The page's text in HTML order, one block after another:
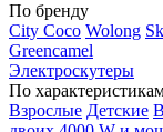
По бренду
City Coco Wolong
Greencamel
Электроскутеры
По
Взрослые Детские